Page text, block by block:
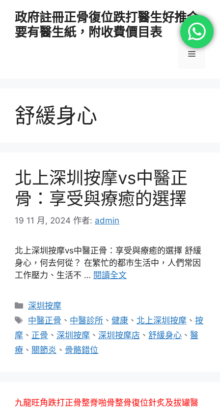
政府註冊正骨復位跌打醫生好推介
要有醫生紙，附收費價目表
選
舒緩身心
北上深圳按摩vs中醫正
骨：享受與療癒的選擇
19 11 月, 2024 作者: admin
北上深圳按摩vs中醫正骨：享受與療癒的選擇 舒緩
身心，何去何從？ 在繁忙的都市生活中，人們常因
工作壓力、生活不 … 閱讀全文
分
類
深圳按摩
標
籤
中醫正骨 、 中醫診所 、健康 、 北上深圳按摩 、按
摩 、 正骨 、 深圳按摩 、 深圳按摩店 、 舒緩身心 、 醫
療 、 關節炎 、 骨骼錯位
九龍旺角跌打正骨整脊啪骨整骨復位針炙及拔罐醫